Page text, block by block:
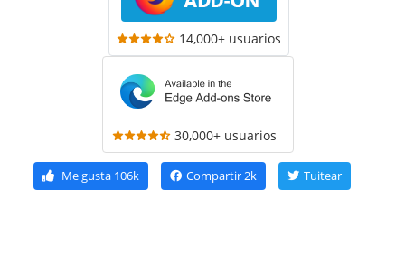
14,000+ usuarios
30,000+ usuarios
Me gusta106k Compartir2k Tuitear